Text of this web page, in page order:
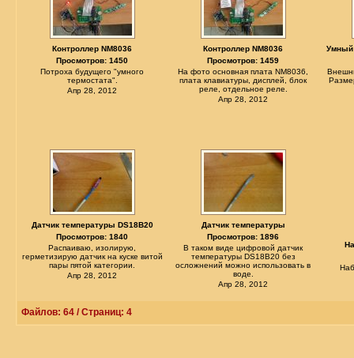
Контроллер NM8036
Просмотров: 1450
Потроха будущего "умного
термостата".
Апр 28, 2012
Контроллер NM8036
Просмотров: 1459
На фото основная плата NM8036,
плата клавиатуры, дисплей, блок
реле, отдельное реле.
Апр 28, 2012
Умный
Датчик температуры DS18B20
Просмотров: 1840
Распаиваю, изолирую,
герметизирую датчик на куске витой
пары пятой категории.
Апр 28, 2012
Датчик температуры
Просмотров: 1896
В таком виде цифровой датчик
температуры DS18B20 без
осложнений можно использовать в
воде.
Апр 28, 2012
Файлов: 64 / Страниц: 4